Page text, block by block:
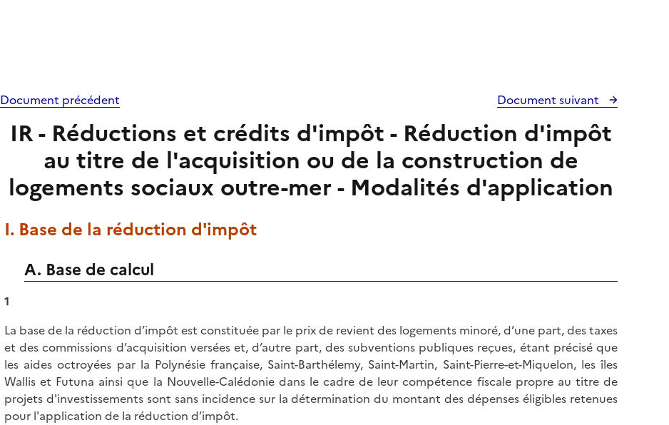
Document précédent Document suivant
IR - Réductions et crédits d'impôt - Réduction d'impôt
au titre de l'acquisition ou de la construction de
logements sociaux outre-mer - Modalités d'application
I. Base de la réduction d'impôt
A. Base de calcul
1
La base de la réduction d’impôt est constituée par le prix de revient des logements minoré, d’une part, des taxes
et des commissions d’acquisition versées et, d’autre part, des subventions publiques reçues, étant précisé que
les aides octroyées par la Polynésie française, Saint-Barthélemy, Saint-Martin, Saint-Pierre-et-Miquelon, les îles
Wallis et Futuna ainsi que la Nouvelle-Calédonie dans le cadre de leur compétence fiscale propre au titre de
projets d'investissements sont sans incidence sur la détermination du montant des dépenses éligibles retenues
pour l'application de la réduction d’impôt.